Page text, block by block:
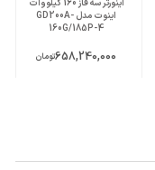
اینورتر سه فاز 160 کیلووات
اینوت مدل GD200A-
160G/185P-4
658,240,000تومان